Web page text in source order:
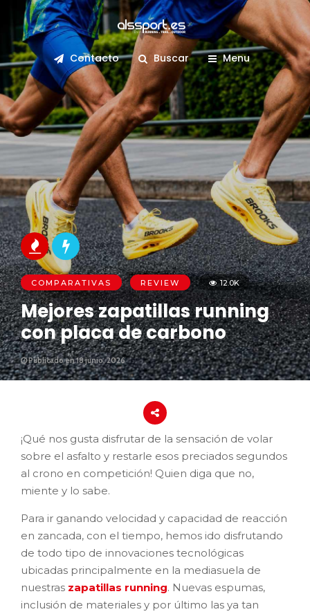
Contacto Buscar Menu
COMPARATIVAS REVIEW 12.0K
Mejores zapatillas running
con placa de carbono
Publicado en 18 junio, 2026
¡Qué nos gusta disfrutar de la sensación de volar
sobre el asfalto y restarle esos preciados segundos
al crono en competición! Quien diga que no,
miente y lo sabe.
Para ir ganando velocidad y capacidad de reacción
en zancada, con el tiempo, hemos ido disfrutando
de todo tipo de innovaciones tecnológicas
ubicadas principalmente en la mediasuela de
nuestras zapatillas running. Nuevas espumas,
inclusión de materiales y por último las ya tan